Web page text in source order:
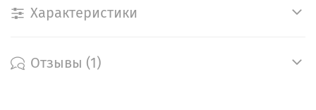
Характеристики
Отзывы (1)